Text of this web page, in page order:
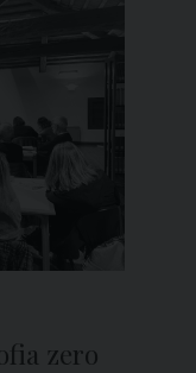
zero